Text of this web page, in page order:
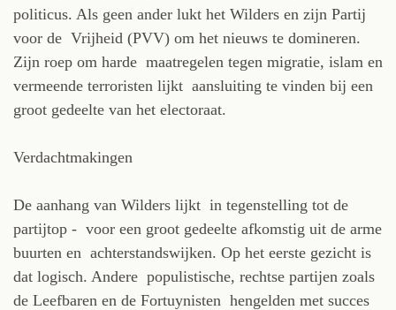
politicus. Als geen ander lukt het Wilders en zijn Partij
voor de Vrijheid (PVV) om het nieuws te domineren.
Zijn roep om harde maatregelen tegen migratie, islam en
vermeende terroristen lijkt aansluiting te vinden bij een
groot gedeelte van het electoraat.
Verdachtmakingen
De aanhang van Wilders lijkt ­ in tegenstelling tot de
partijtop - voor een groot gedeelte afkomstig uit de arme
buurten en achterstandswijken. Op het eerste gezicht is
dat logisch. Andere populistische, rechtse partijen zoals
de Leefbaren en de Fortuynisten hengelden met succes